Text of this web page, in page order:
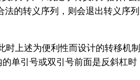
的转义序列，则会退出转义序
时上述为便利性而设计的转移机
单引号或双引号前面是反斜杠